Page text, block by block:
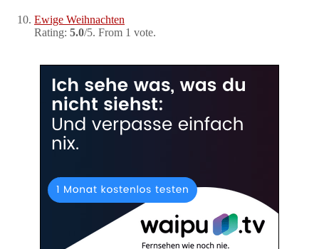
Ewige Weihnachten
Rating: 5.0/5. From 1 vote.